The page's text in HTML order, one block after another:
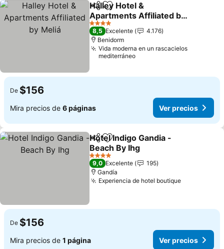
CompartirAgregar a favoritos
Halley Hotel &
Apartments Affiliated by
Meliá
Ver precios
4 Estrellas
8,5 Excelente
4.176
Benidorm
Vida moderna en un rascacielos
mediterráneo
De $156
Mira precios de 6 páginas Ver precios
CompartirAgregar a favoritos
Hotel Indigo Gandia -
Beach By Ihg
Ver precios
4 Estrellas
9,0 Excelente
195
Gandía
Experiencia de hotel boutiqueVer precios
De $156
Mira precios de 1 página Ver precios